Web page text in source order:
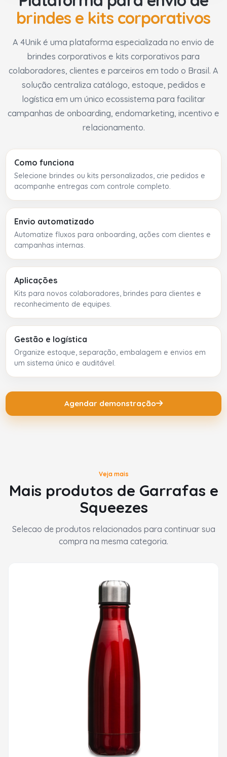
brindes e kits corporativos
A 4Unik é uma plataforma especializada no envio de
brindes corporativos e kits corporativos para
colaboradores, clientes e parceiros em todo o Brasil. A
solução centraliza catálogo, estoque, pedidos e
logística em um único ecossistema para facilitar
campanhas de onboarding, endomarketing, incentivo e
relacionamento.
Como funciona
Selecione brindes ou kits personalizados, crie pedidos e
acompanhe entregas com controle completo.
Envio automatizado
Automatize fluxos para onboarding, ações com clientes e
campanhas internas.
Aplicações
Kits para novos colaboradores, brindes para clientes e
reconhecimento de equipes.
Gestão e logística
Organize estoque, separação, embalagem e envios em
um sistema único e auditável.
Agendar demonstração
Veja mais
Mais produtos de Garrafas e
Squeezes
Selecao de produtos relacionados para continuar sua
compra na mesma categoria.